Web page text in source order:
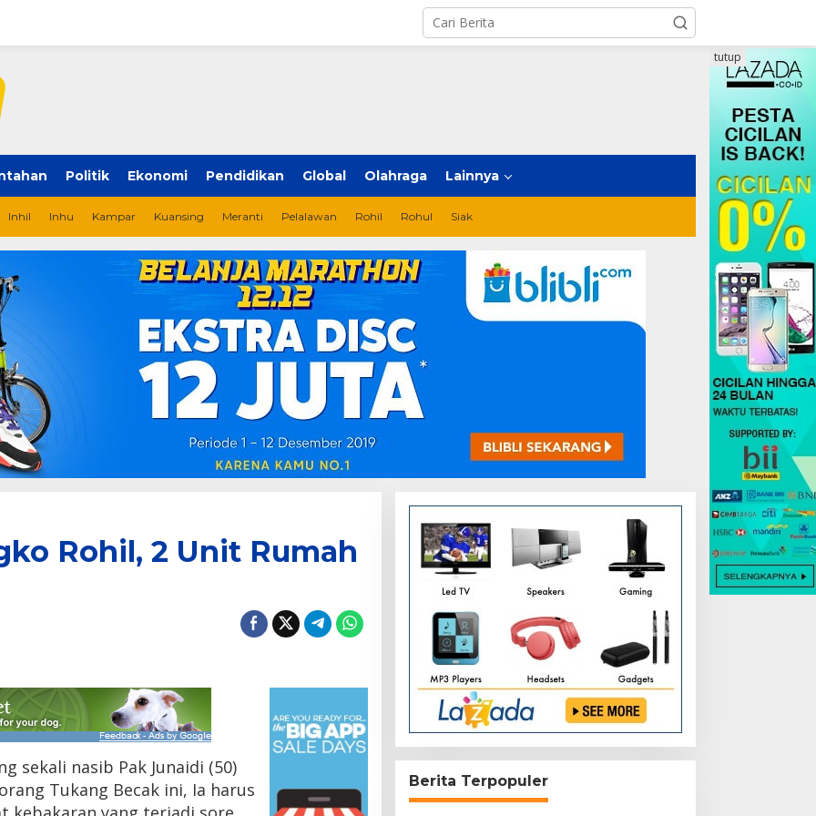
Politik Ekonomi Pendidikan Global Olahraga Lainnya
Inhil Inhu Kampar Kuansing Meranti Pelalawan Rohil Rohul Siak
tutup
Rohil, 2 Unit Rumah
sekali nasib Pak Junaidi (50)
Tukang Becak ini, Ia harus
Berita Terpopuler